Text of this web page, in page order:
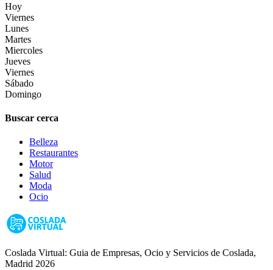
Hoy
Viernes
Lunes
Martes
Miercoles
Jueves
Viernes
Sábado
Domingo
Buscar cerca
Belleza
Restaurantes
Motor
Salud
Moda
Ocio
Coslada Virtual: Guia de Empresas, Ocio y Servicios de Coslada,
Madrid 2026